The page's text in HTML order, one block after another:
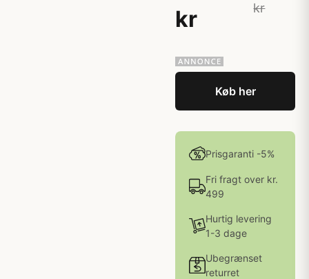
kr
kr
Køb her
Prisgaranti -5%
Fri fragt over kr.
499
Hurtig levering
1-3 dage
Ubegrænset
returret